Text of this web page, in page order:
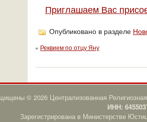
Приглашаем Вас
Опубликовано в разделе
« Реквием по отцу Яну
© 2026 Централизованная
ИНН:
Зарегистрирована в Министерстве